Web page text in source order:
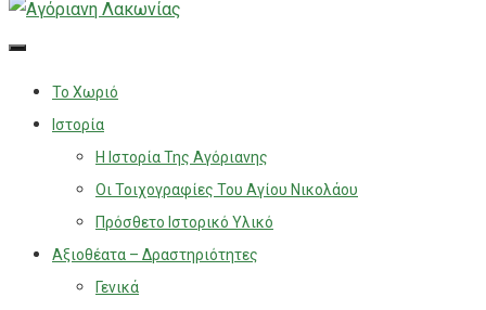
Το Χωριό
Ιστορία
Η Ιστορία Της Αγόριανης
Οι Τοιχογραφίες Του Αγίου Νικολάου
Πρόσθετο Ιστορικό Υλικό
Αξιοθέατα – Δραστηριότητες
Γενικά